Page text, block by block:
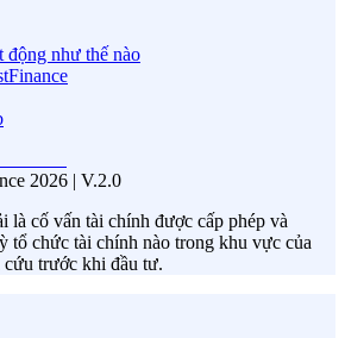
động như thế nào
2026 | V.2.0
là cố vấn tài chính được cấp phép và
tổ chức tài chính nào trong khu vực của
trước khi đầu tư.